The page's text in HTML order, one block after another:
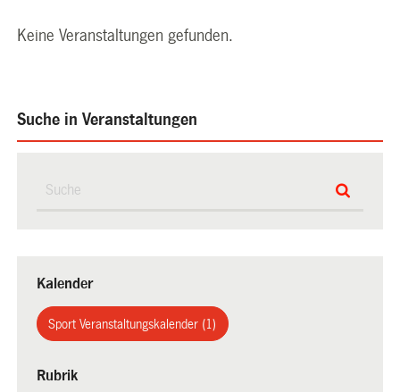
Keine Veranstaltungen gefunden.
Suche in Veranstaltungen
Kalender
Sport Veranstaltungskalender (1)
Rubrik